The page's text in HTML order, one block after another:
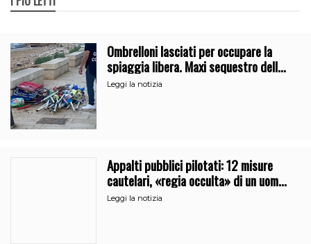
Ombrelloni lasciati per occupare la
spiaggia libera. Maxi sequestro della
Guardia Costiera
Leggi la notizia
Appalti pubblici pilotati: 12 misure
cautelari, «regia occulta» di un uomo
vicino al clan
Leggi la notizia